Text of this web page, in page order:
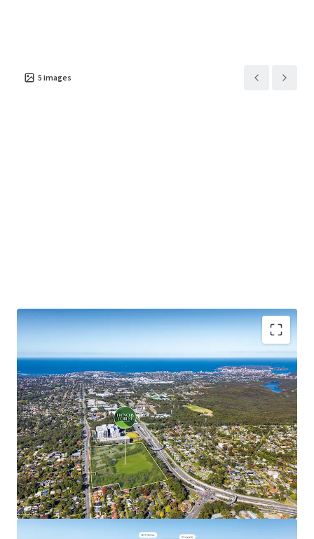
5 images
The NSW Government’s objectives for the Site are to:
Create a revitalised mixed use town centre
incorporating commercial, retail, education and
community facilities; utilising the approved
planning controls with building heights up to 40m
(approximately 12 storeys) and FSR up to 2.75:1.
Deliver a minimum of 1,000 dwellings incorporating
a diverse range of dwelling types and typologies;
Deliver at least 15% Affordable Housing (however
the delivery of higher levels of Affordable Housing